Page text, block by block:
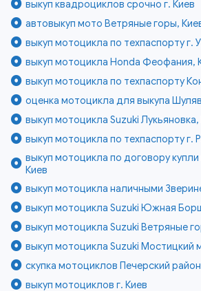
выкуп квадроциклов срочно г. Киев
автовыкуп мото Ветряные горы,
выкуп мотоцикла по техпаспорту г.
выкуп мотоцикла Honda Феофания,
выкуп мотоцикла по техпаспорту
оценка мотоцикла для выкупа
выкуп мотоцикла Suzuki Лукьяновка,
выкуп мотоцикла по техпаспорту г.
выкуп мотоцикла по договору
Киев
выкуп мотоцикла наличными
выкуп мотоцикла Suzuki Южная
выкуп мотоцикла Suzuki Ветряные
выкуп мотоцикла Suzuki Мостицкий
скупка мотоциклов Печерский
выкуп мотоциклов г. Киев